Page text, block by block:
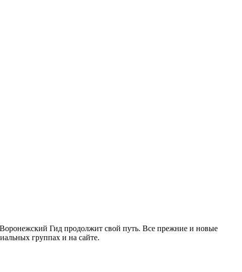
Гид продолжит свой путь. Все прежние и новые
группах и на сайте.